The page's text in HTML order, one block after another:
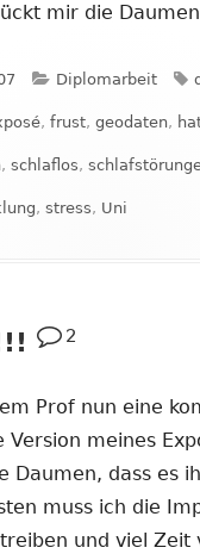
mir die
Kategorien
Diplomarbeit
, frust, geodaten,
, schlaflos,
, stress, Uni
2
Prof nun eine
meines
Daumen, dass es
muss ich die
und viel Zeit